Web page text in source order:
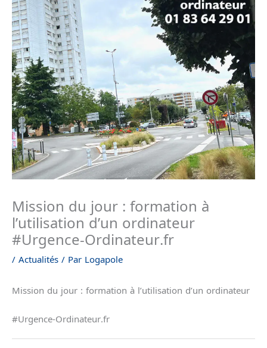
Mission du jour : formation à
l’utilisation d’un ordinateur
#Urgence-Ordinateur.fr
/ Actualités / Par Logapole
Mission du jour : formation à l’utilisation d’un ordinateur
#Urgence-Ordinateur.fr